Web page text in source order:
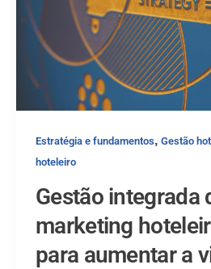
Estratégia e fundamentos, Gestão
hoteleiro
Gestão integrada
marketing
para aumentar a